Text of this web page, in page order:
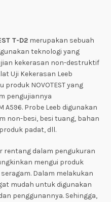
T-D2 merupakan sebuah
teknologi yang
kekerasan non-destruktif
Uji Kekerasan Leeb
produk NOVOTEST yang
pengujiannya
Probe Leeb digunakan
non-besi, besi tuang, bahan
padat, dll.
rentang dalam pengukuran
mengui produk
Dalam melakukan
mudah untuk digunakan
penggunannya. Sehingga,